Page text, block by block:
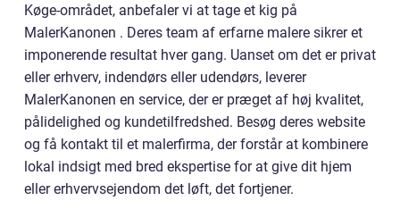
Køge-området, anbefaler vi at tage et kig på
MalerKanonen . Deres team af erfarne malere sikrer et
imponerende resultat hver gang. Uanset om det er privat
eller erhverv, indendørs eller udendørs, leverer
MalerKanonen en service, der er præget af høj kvalitet,
pålidelighed og kundetilfredshed. Besøg deres website
og få kontakt til et malerfirma, der forstår at kombinere
lokal indsigt med bred ekspertise for at give dit hjem
eller erhvervsejendom det løft, det fortjener.